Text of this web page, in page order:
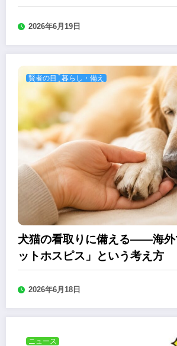
2026年6月19日
賢者の目 暮らし・備え
犬猫の看取りに備える――海外
ットホスピス」という考え方
2026年6月18日
ニュース